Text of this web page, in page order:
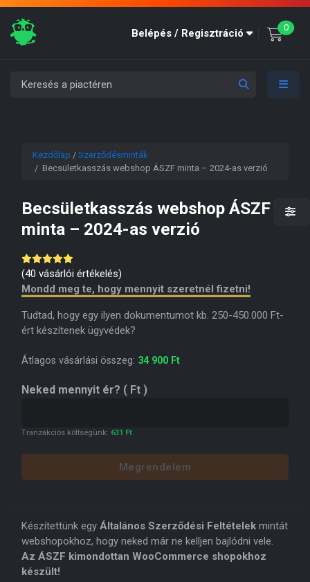
Belépés / Regisztráció 0
Kezdőlap / Szerződésminták
/ Becsületkasszás webshop ÁSZF minta – 2024-as verzió
Becsületkasszás webshop ÁSZF
minta – 2024-as verzió
(40 vásárlói értékelés)
Mondd meg te, hogy mennyit szeretnél fizetni!
Tudtad, hogy egy ilyen dokumentumot kb. 250-450.000 Ft-
ért készítenek ügyvédek?
Átlagos vásárlási összeg: 34 900 Ft
Neked mennyit ér? ( Ft )
Tranzakciós költségünk: 631 Ft
Megrendelem
Készítettünk egy Általános Szerződési Feltételek mintát
webshopokhoz, hogy neked már ne kelljen bajlódni vele.
Az ÁSZF kimondottan WooCommerce shopokhoz
készült!